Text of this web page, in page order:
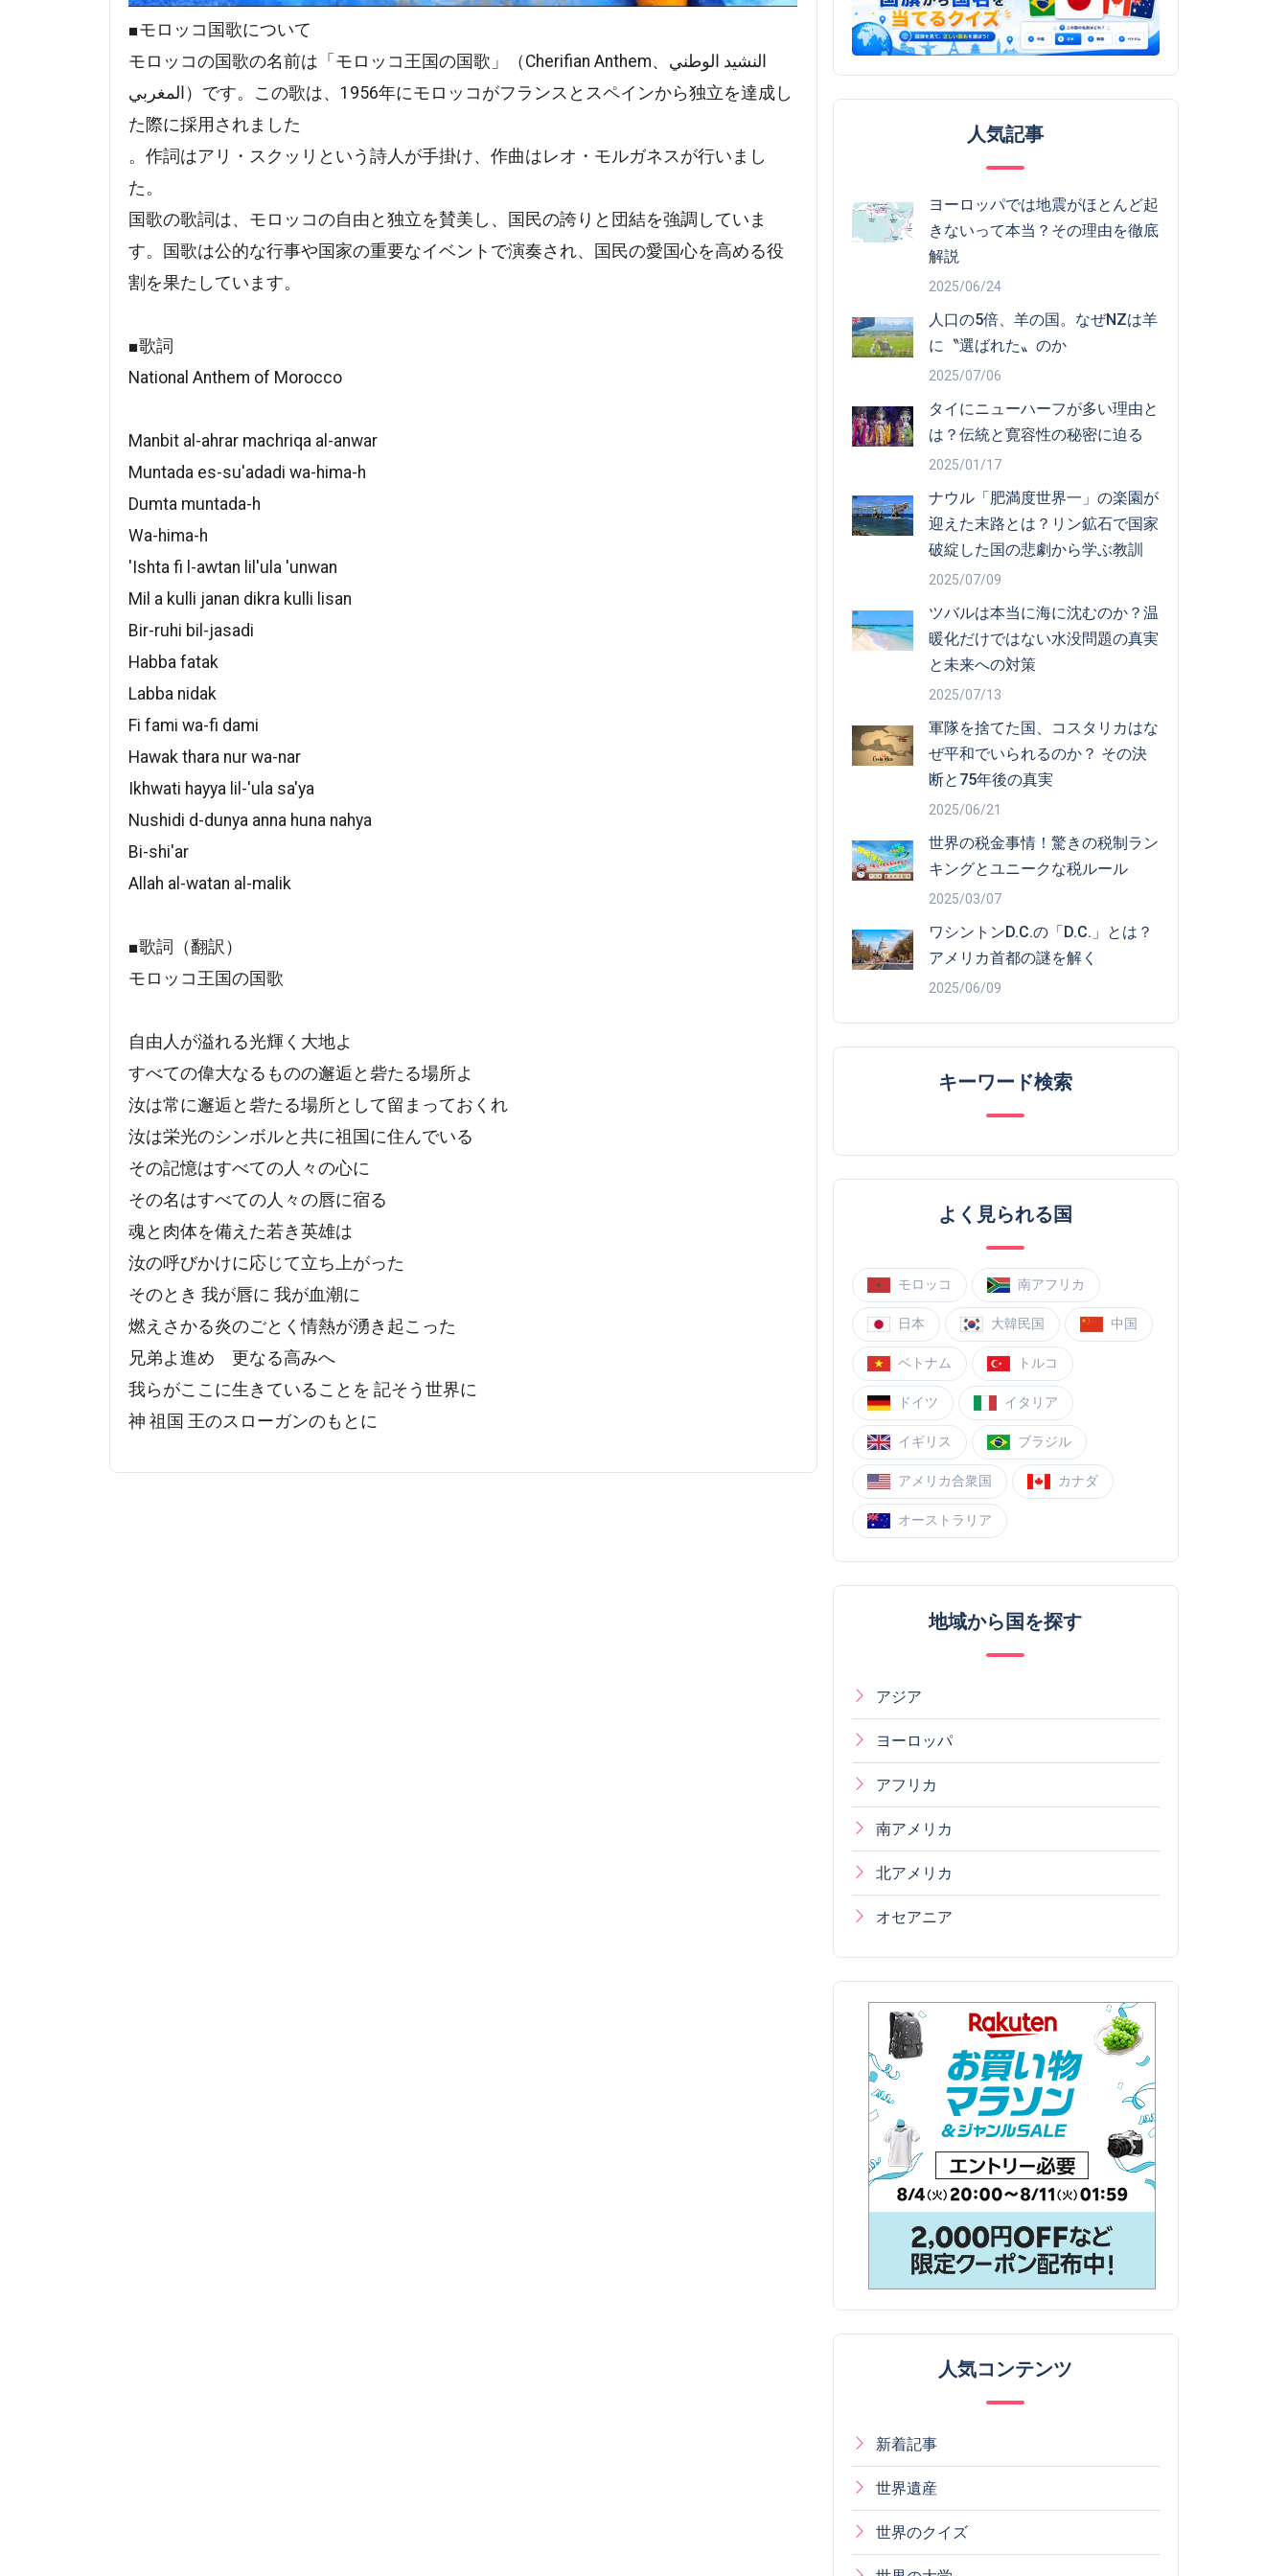
■モロッコ国歌について
モロッコの国歌の名前は「モロッコ王国の国歌」（Cherifian Anthem、النشيد الوطني
المغربي）です。この歌は、1956年にモロッコがフランスとスペインから独立を達成し
た際に採用されました
。作詞はアリ・スクッリという詩人が手掛け、作曲はレオ・モルガネスが行いまし
た。
国歌の歌詞は、モロッコの自由と独立を賛美し、国民の誇りと団結を強調していま
す。国歌は公的な行事や国家の重要なイベントで演奏され、国民の愛国心を高める役
割を果たしています。
■歌詞
National Anthem of Morocco
Manbit al-ahrar machriqa al-anwar
Muntada es-su'adadi wa-hima-h
Dumta muntada-h
Wa-hima-h
'Ishta fi l-awtan lil'ula 'unwan
Mil a kulli janan dikra kulli lisan
Bir-ruhi bil-jasadi
Habba fatak
Labba nidak
Fi fami wa-fi dami
Hawak thara nur wa-nar
Ikhwati hayya lil-'ula sa'ya
Nushidi d-dunya anna huna nahya
Bi-shi'ar
Allah al-watan al-malik
■歌詞（翻訳）
モロッコ王国の国歌
自由人が溢れる光輝く大地よ
すべての偉大なるものの邂逅と砦たる場所よ
汝は常に邂逅と砦たる場所として留まっておくれ
汝は栄光のシンボルと共に祖国に住んでいる
その記憶はすべての人々の心に
その名はすべての人々の唇に宿る
魂と肉体を備えた若き英雄は
汝の呼びかけに応じて立ち上がった
そのとき 我が唇に 我が血潮に
燃えさかる炎のごとく情熱が湧き起こった
兄弟よ進め 更なる高みへ
我らがここに生きていることを 記そう世界に
神 祖国 王のスローガンのもとに
人気記事
ヨーロッパでは地震がほとんど起
きないって本当？その理由を徹底
解説
2025/06/24
人口の5倍、羊の国。なぜNZは羊
に〝選ばれた〟のか
2025/07/06
タイにニューハーフが多い理由と
は？伝統と寛容性の秘密に迫る
2025/01/17
ナウル「肥満度世界一」の楽園が
迎えた末路とは？リン鉱石で国家
破綻した国の悲劇から学ぶ教訓
2025/07/09
ツバルは本当に海に沈むのか？温
暖化だけではない水没問題の真実
と未来への対策
2025/07/13
軍隊を捨てた国、コスタリカはな
ぜ平和でいられるのか？ その決
断と75年後の真実
2025/06/21
世界の税金事情！驚きの税制ラン
キングとユニークな税ルール
2025/03/07
ワシントンD.C.の「D.C.」とは？
アメリカ首都の謎を解く
2025/06/09
キーワード検索
よく見られる国
モロッコ 南アフリカ
日本 大韓民国 中国
ベトナム トルコ
ドイツ イタリア
イギリス ブラジル
アメリカ合衆国 カナダ
オーストラリア
地域から国を探す
アジア
ヨーロッパ
アフリカ
南アメリカ
北アメリカ
オセアニア
人気コンテンツ
新着記事
世界遺産
世界のクイズ